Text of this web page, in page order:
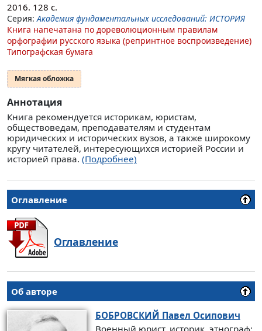
2016. 128 с.
Серия:Академия фундаментальных исследований: ИСТОРИЯ
Книга напечатана по дореволюционным правилам
орфографии русского языка (репринтное воспроизведение)
Типографская бумага
Мягкая обложка
Аннотация
Книга рекомендуется историкам, юристам,
обществоведам, преподавателям и студентам
юридических и исторических вузов, а также широкому
кругу читателей, интересующихся историей России и
историей права. (Подробнее)
Оглавление
Оглавление
Об авторе
БОБРОВСКИЙ Павел Осипович